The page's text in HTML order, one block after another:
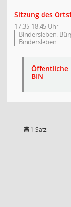
Sitzung des
17:35-18:45 Uhr
Bindersleben,
Bindersleben
Öffentliche
BIN
1 Satz